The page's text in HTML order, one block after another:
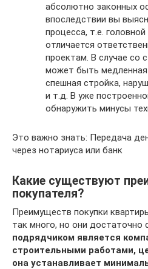
абсолютно законных
впоследствии вы
процесса, т.е.
отличается
проектам. В случае
может быть
спешная стройка,
и т.д. В уже
обнаружить минусы
Это важно знать: Передача
через нотариуса или банк
Какие существуют
покупателя?
Преимуществ покупки
так много, но они достаточно
подрядчиком является
строительными работами,
она устанавливает